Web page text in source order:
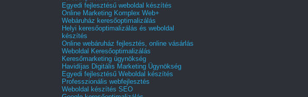
Egyedi fejlesztésű weboldal készítés
Online Marketing Komplex Web+
Webáruház keresőoptimalizálás
Helyi keresőoptimalizálás és weboldal
készítés
Online webáruház fejlesztés, online vásárlás
Weboldal Keresőoptimalizálás
Keresőmarketing ügynökség
Havidíjas Digitális Marketing Ügynökség
Egyedi fejlesztésű Weboldal készítés
Professzionális webfejlesztés
Weboldal készítés SEO